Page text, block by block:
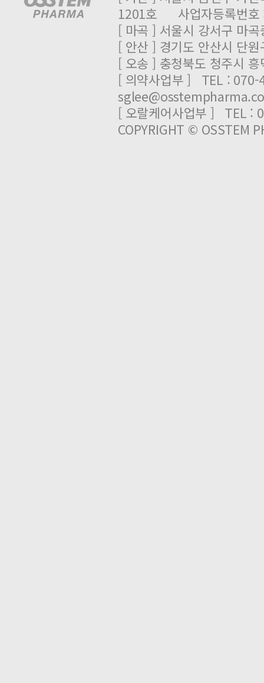
1201호 사업자등록번
[ 마곡 ] 서울시 강서구 마
[ 안산 ] 경기도 안산시 단
[ 오송 ] 충청북도 청주시
[ 의약사업부 ] TEL :
[ 오랄케어사업부 ] TEL
COPYRIGHT © OSSTEM